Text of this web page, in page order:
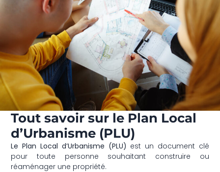
Tout savoir sur le Plan Local
d’Urbanisme (PLU)
Le Plan Local d’Urbanisme (PLU) est un document clé
pour toute personne souhaitant construire ou
réaménager une propriété.